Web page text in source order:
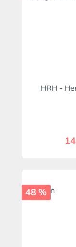
HRH -
48 %